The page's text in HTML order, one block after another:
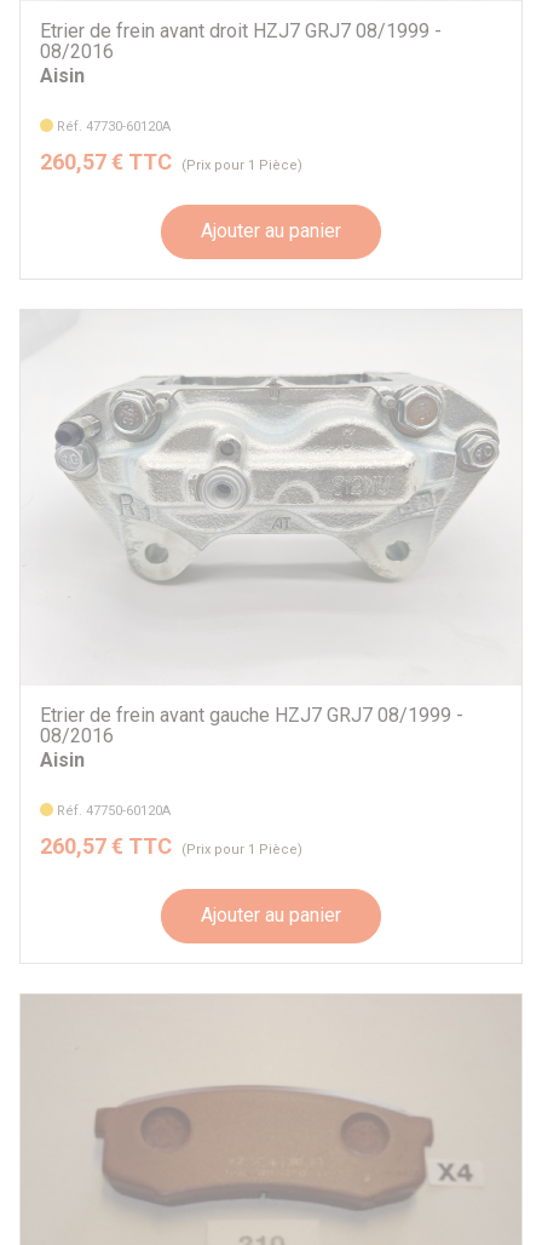
Etrier de frein avant droit HZJ7 GRJ7 08/1999 -
08/2016
Aisin
Réf. 47730-60120A
260,57 € TTC (Prix pour 1 Pièce)
Ajouter au panier
Etrier de frein avant gauche HZJ7 GRJ7 08/1999 -
08/2016
Aisin
Réf. 47750-60120A
260,57 € TTC (Prix pour 1 Pièce)
Ajouter au panier
Autre